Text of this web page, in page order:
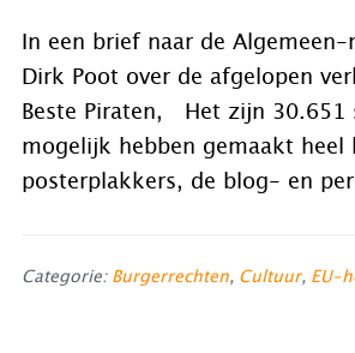
In een brief naar de
Dirk Poot over de afgelopen
Beste Piraten, Het zijn
mogelijk hebben gemaakt
posterplakkers, de blog- en
Categorie: Burgerrechten, Cultuur, EU-